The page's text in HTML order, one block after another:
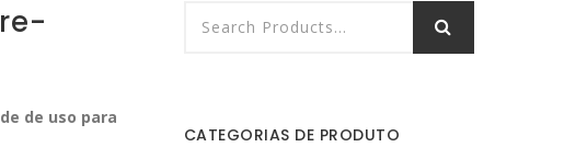
de uso para
CATEGORIAS DE PRODUTO